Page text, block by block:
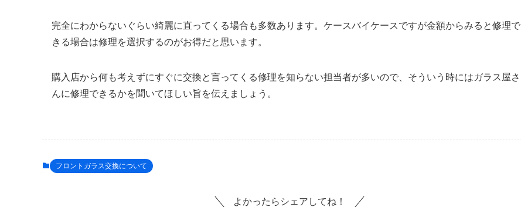
完全にわからないぐらい綺麗に直ってくる場合も多数あります。ケースバイケースですが金額からみると修理で
きる場合は修理を選択するのがお得だと思います。
購入店から何も考えずにすぐに交換と言ってくる修理を知らない担当者が多いので、そういう時にはガラス屋さ
んに修理できるかを聞いてほしい旨を伝えましょう。
フロントガラス交換について
よかったらシェアしてね！